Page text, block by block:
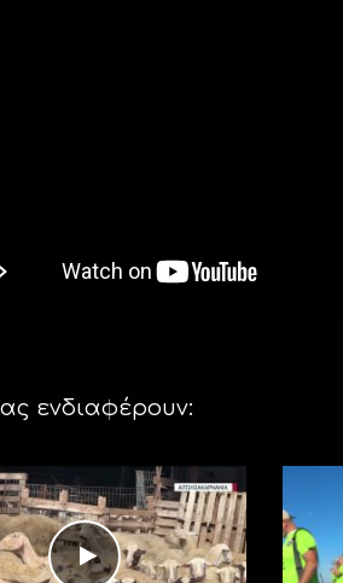
ενδιαφέρουν: